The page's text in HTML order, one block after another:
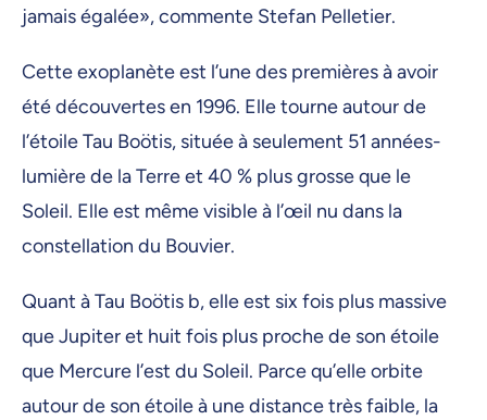
jamais égalée», commente Stefan Pelletier.
Cette exoplanète est l’une des premières à avoir
été découvertes en 1996. Elle tourne autour de
l’étoile Tau Boötis, située à seulement 51 années-
lumière de la Terre et 40 % plus grosse que le
Soleil. Elle est même visible à l’œil nu dans la
constellation du Bouvier.
Quant à Tau Boötis b, elle est six fois plus massive
que Jupiter et huit fois plus proche de son étoile
que Mercure l’est du Soleil. Parce qu’elle orbite
autour de son étoile à une distance très faible, la